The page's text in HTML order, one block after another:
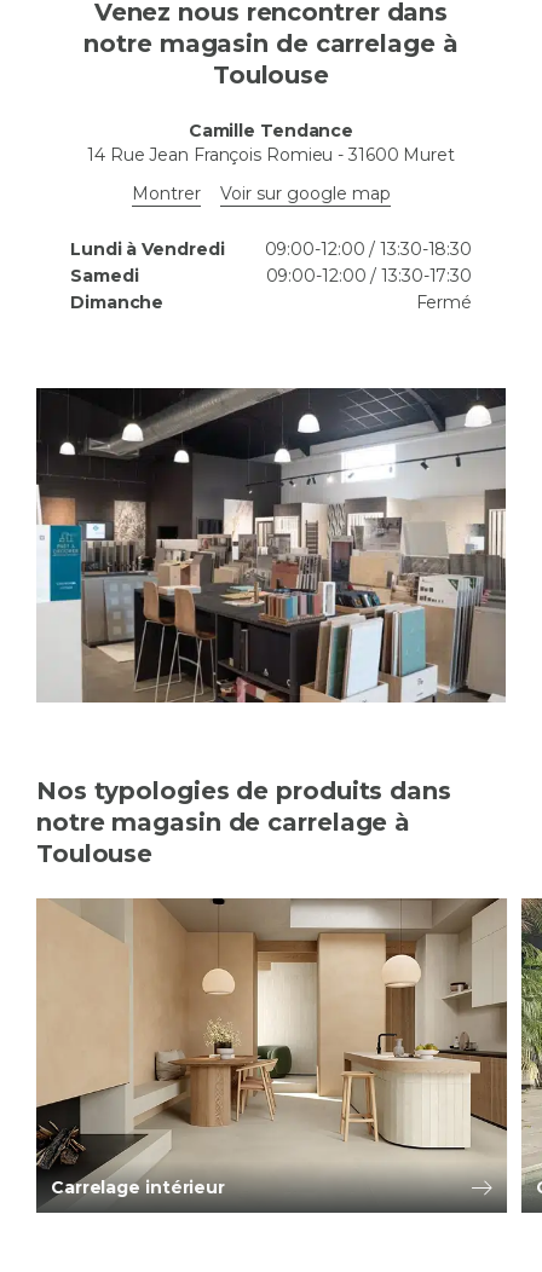
Venez nous rencontrer dans
notre magasin de carrelage à
Toulouse
Camille Tendance
14 Rue Jean François Romieu -31600 Muret
Montrer
Voir sur google map
Lundi à Vendredi
09:00-12:00 / 13:30-18:30
Samedi
09:00-12:00 / 13:30-17:30
Dimanche
Fermé
Nos typologies de produits dans
notre magasin de carrelage à
Toulouse
Carrelage intérieur